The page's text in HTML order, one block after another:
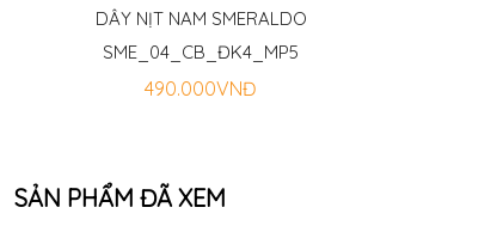
DÂY NỊT NAM SMERALDO
SME_04_CB_ĐK4_MP5
490.000VNĐ
SẢN PHẨM ĐÃ XEM